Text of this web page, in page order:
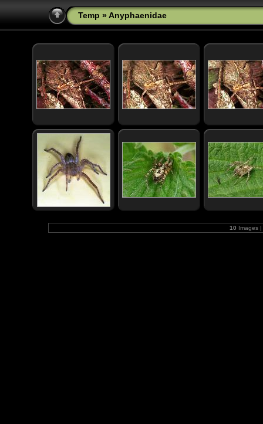
Temp » Anyphaenidae
10 Images